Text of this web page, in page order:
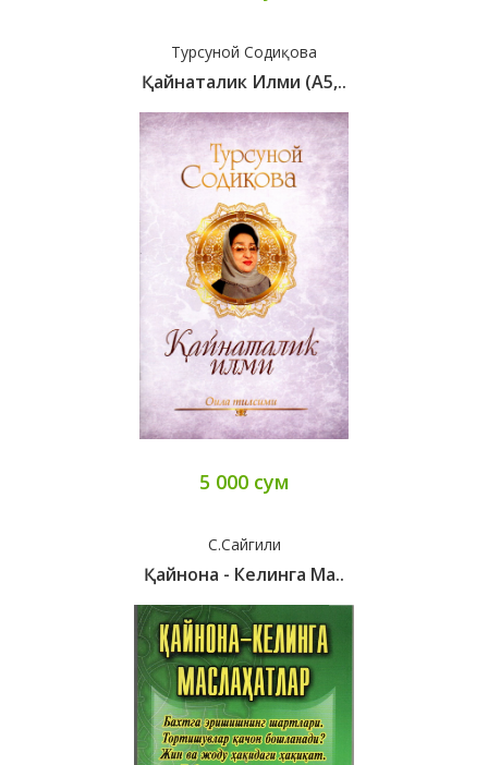
Турсуной Содиқова
Қайнаталик Илми (А5,..
5 000 сум
С.Сайгили
Қайнона - Келинга Ма..